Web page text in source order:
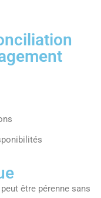
être pérenne sans